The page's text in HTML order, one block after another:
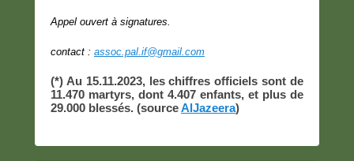
Appel ouvert à signatures.
contact : assoc.pal.if@gmail.com
(*) Au 15.11.2023, les chiffres officiels sont de
11.470 martyrs, dont 4.407 enfants, et plus de
29.000 blessés. (sourceAlJazeera)